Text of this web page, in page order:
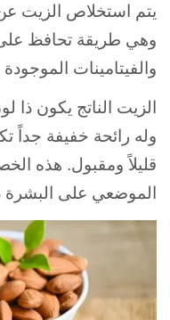
يتم استخلاص الزيت
وهي طريقة تحافظ على
والفيتامينات الموجودة
الزيت الناتج يكون ذا
وله رائحة خفيفة جداً
قليلاً ومقبول. هذه
الموضعي على